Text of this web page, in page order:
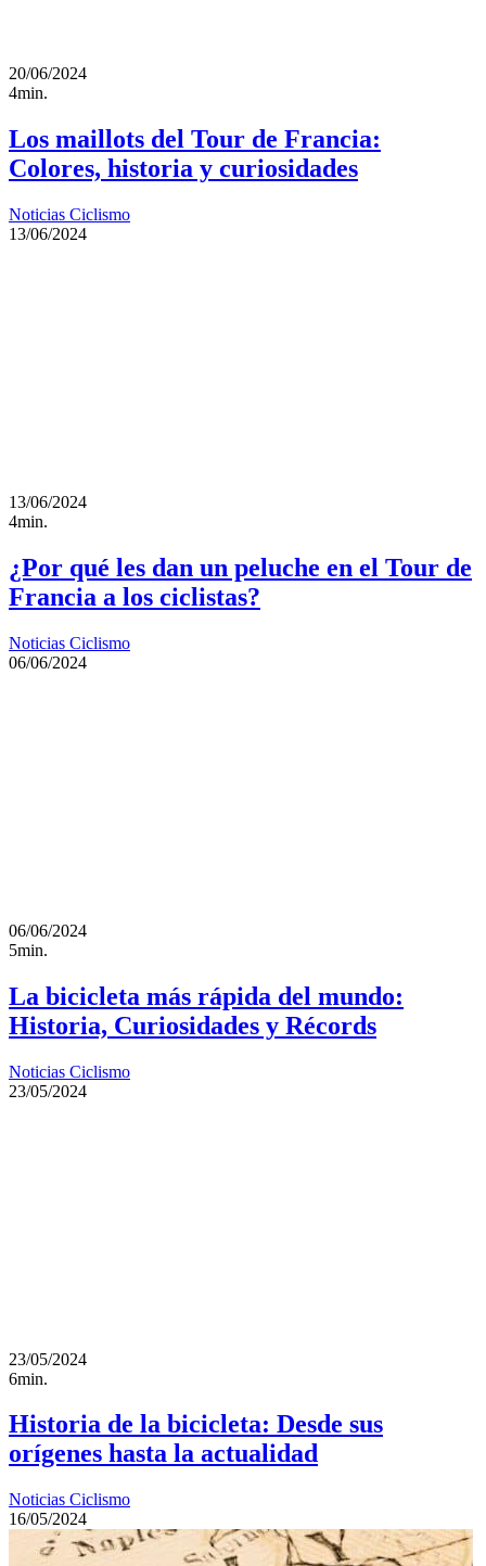
20/06/2024
4min.
Los maillots del Tour de Francia:
Colores, historia y curiosidades
Noticias Ciclismo
13/06/2024
13/06/2024
4min.
¿Por qué les dan un peluche en el Tour de
Francia a los ciclistas?
Noticias Ciclismo
06/06/2024
06/06/2024
5min.
La bicicleta más rápida del mundo:
Historia, Curiosidades y Récords
Noticias Ciclismo
23/05/2024
23/05/2024
6min.
Historia de la bicicleta: Desde sus
orígenes hasta la actualidad
Noticias Ciclismo
16/05/2024